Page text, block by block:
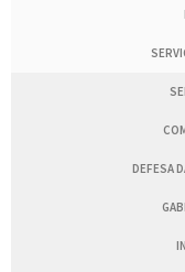
DEFESA